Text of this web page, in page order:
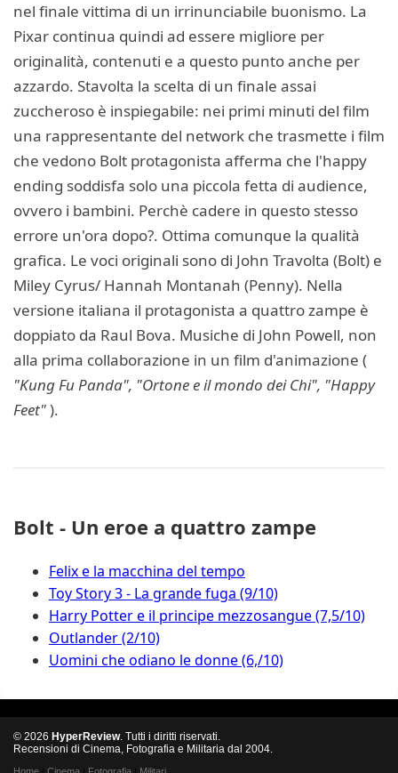
nel finale vittima di un irrinunciabile buonismo. La
Pixar continua quindi ad essere migliore per
originalità, contenuti e a questo punto anche per
azzardo. Stavolta la scelta di un finale assai
zuccheroso è inspiegabile: nei primi minuti del film
una rappresentante del network che trasmette i film
che vedono Bolt protagonista afferma che l'happy
ending soddisfa solo una piccola fetta di audience,
ovvero i bambini. Perchè cadere in questo stesso
errore un'ora dopo?. Ottima comunque la qualità
grafica. Le voci originali sono di John Travolta (Bolt) e
Miley Cyrus/ Hannah Montanah (Penny). Nella
versione italiana il protagonista a quattro zampe è
doppiato da Raul Bova. Musiche di John Powell, non
alla prima collaborazione in un film d'animazione (
"Kung Fu Panda", "Ortone e il mondo dei Chi", "Happy
Feet").
Bolt - Un eroe a quattro zampe
Felix e la macchina del tempo
Toy Story 3 - La grande fuga (9/10)
Harry Potter e il principe mezzosangue (7,5/10)
Outlander (2/10)
Uomini che odiano le donne (6,/10)
© 2026 HyperReview. Tutti i diritti riservati.
Recensioni di Cinema, Fotografia e Militaria dal 2004.